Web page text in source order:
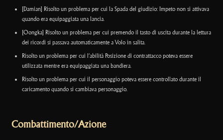
[Damian] Risolto un problema per cui la Spada del giudizio: Impeto non si attivava
quando era equipaggiata una lancia.
[Oongka] Risolto un problema per cui premendo il tasto di uscita durante la lettura
dei ricordi si passava automaticamente a Volo in salita.
Risolto un problema per cui l’abilità Posizione di contrattacco poteva essere
utilizzata mentre era equipaggiata una bandiera.
Risolto un problema per cui il personaggio poteva essere controllato durante il
caricamento quando si cambiava personaggio.
Combattimento/Azione